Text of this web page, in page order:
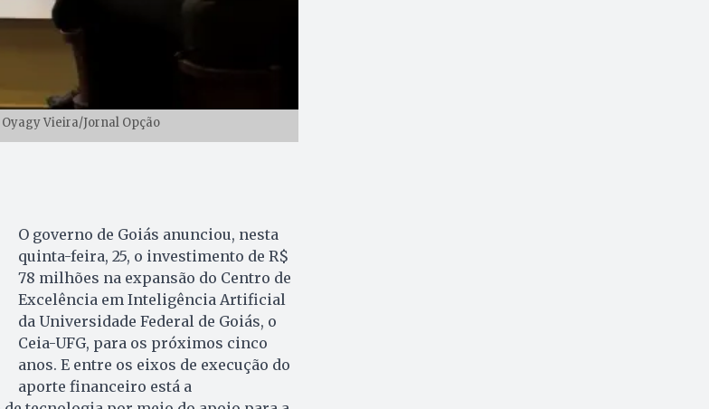
Vieira/Jornal Opção
O governo de Goiás anunciou, nesta
quinta-feira, 25, o investimento de R$
78 milhões na expansão do Centro de
Excelência em Inteligência Artificial
da Universidade Federal de Goiás, o
Ceia-UFG, para os próximos cinco
anos. E entre os eixos de execução do
aporte financeiro está a